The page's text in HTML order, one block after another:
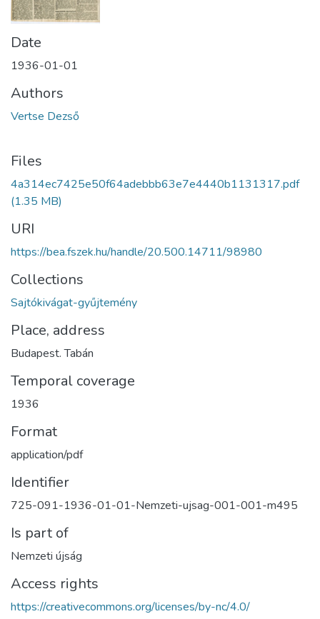
Date
1936-01-01
Authors
Vertse Dezső
Files
4a314ec7425e50f64adebbb63e7e4440b1131317.pdf
(1.35 MB)
URI
https://bea.fszek.hu/handle/20.500.14711/98980
Collections
Sajtókivágat-gyűjtemény
Place, address
Budapest. Tabán
Temporal coverage
1936
Format
application/pdf
Identifier
725-091-1936-01-01-Nemzeti-ujsag-001-001-m495
Is part of
Nemzeti újság
Access rights
https://creativecommons.org/licenses/by-nc/4.0/